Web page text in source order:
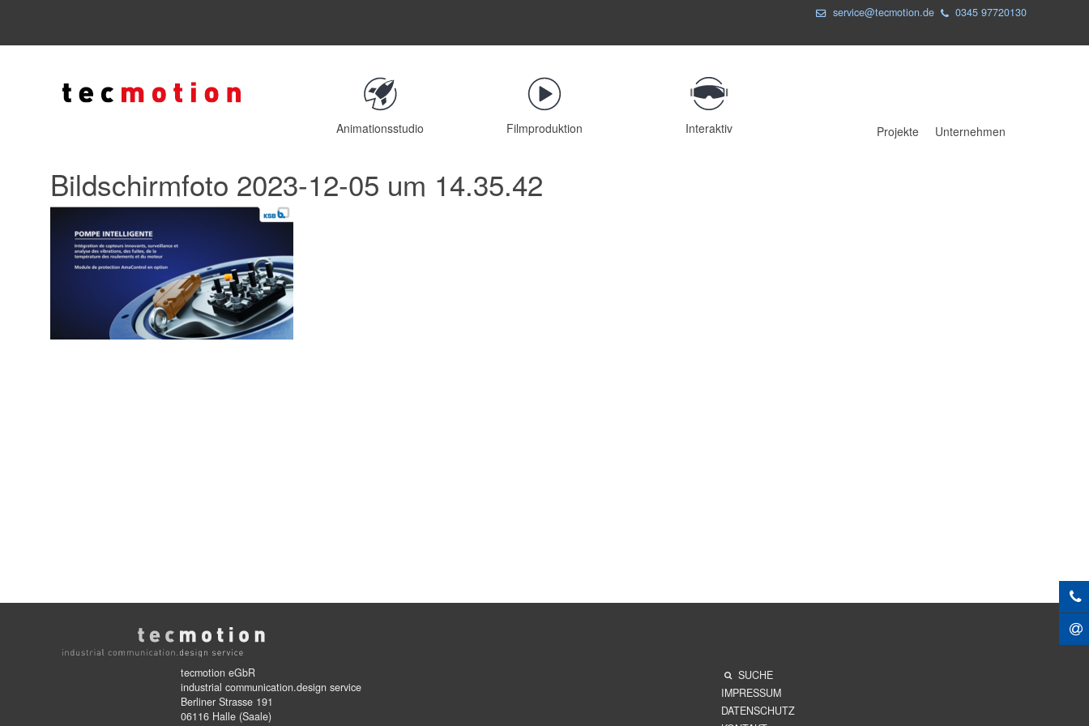
0345 97720130
service@tecmotion.de
Animationsstudio Filmproduktion Interaktiv Projekte Unternehmen
Bildschirmfoto 2023-12-05 um 14.35.42
tecmotion eGbR
industrial communication.design service
Berliner Strasse 191
06116 Halle (Saale)
SUCHE
IMPRESSUM
DATENSCHUTZ